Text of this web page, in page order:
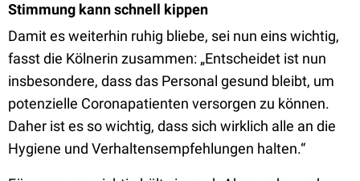
Stimmung kann schnell kippen
Damit es weiterhin ruhig bliebe, sei nun eins wichtig,
fasst die Kölnerin zusammen: „Entscheidet ist nun
insbesondere, dass das Personal gesund bleibt, um
potenzielle Coronapatienten versorgen zu können.
Daher ist es so wichtig, dass sich wirklich alle an die
Hygiene und Verhaltensempfehlungen halten.“